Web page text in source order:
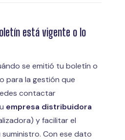
está vigente o lo
se emitió tu boletín o
para la gestión que
contactar
empresa distribuidora
y facilitar el
Con ese dato